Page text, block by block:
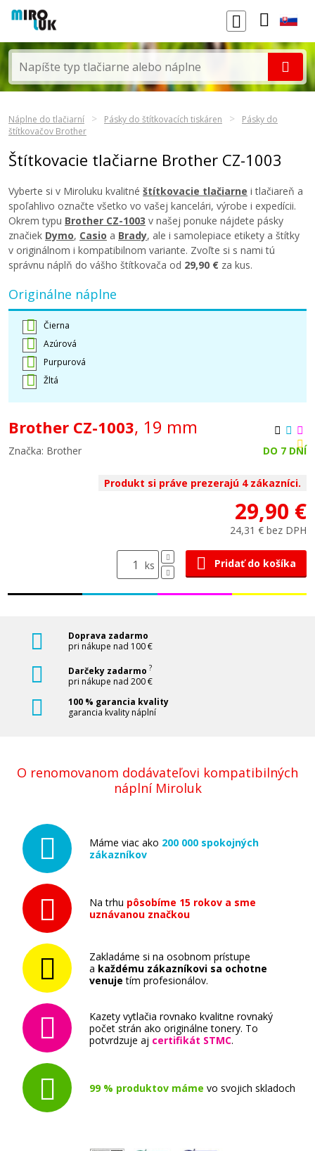
Náplne do tlačiarní Pásky do štítkovacích tiskáren
Pásky do
štítkovačov Brother
Štítkovacie tlačiarne Brother CZ-1003
Vyberte si v Miroluku kvalitné štítkovacie tlačiarne i tlačiareň a
spoľahlivo označte všetko vo vašej kancelári, výrobe i expedícii.
Okrem typu Brother CZ-1003 v našej ponuke nájdete pásky
značiek Dymo, Casio a Brady, ale i samolepiace etikety a štítky
v originálnom i kompatibilnom variante. Zvoľte si s nami tú
správnu náplň do vášho štítkovača od 29,90 € za kus.
Originálne náplne
Čierna
Azúrová
Purpurová
Žltá
Brother CZ-1003, 19 mm
Značka: Brother DO 7 DNÍ
Produkt si práve prezerajú 4 zákazníci.
29,90 €
24,31 € bez DPH
ks Pridať do košíka
Doprava zadarmo
pri nákupe nad 100 €
Darčeky zadarmo ?
pri nákupe nad 200 €
100 % garancia kvality
garancia kvality náplní
O renomovanom dodávateľovi kompatibilných
náplní Miroluk
Máme viac ako 200 000 spokojných
zákazníkov
Na trhu pôsobíme 15 rokov a sme
uznávanou značkou
Zakladáme si na osobnom prístupe
a každému zákazníkovi sa ochotne
venuje tím profesionálov.
Kazety vytlačia rovnako kvalitne rovnaký
počet strán ako originálne tonery. To
potvrdzuje aj certifikát STMC.
99 % produktov máme vo svojich skladoch